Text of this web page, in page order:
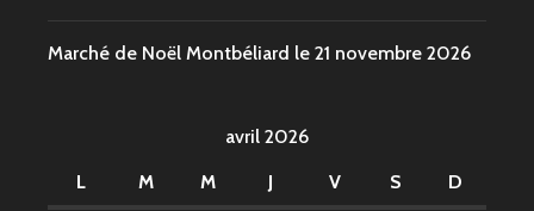
Marché de Noël Montbéliard le 21 novembre 2026
avril 2026
L
M M J V S D